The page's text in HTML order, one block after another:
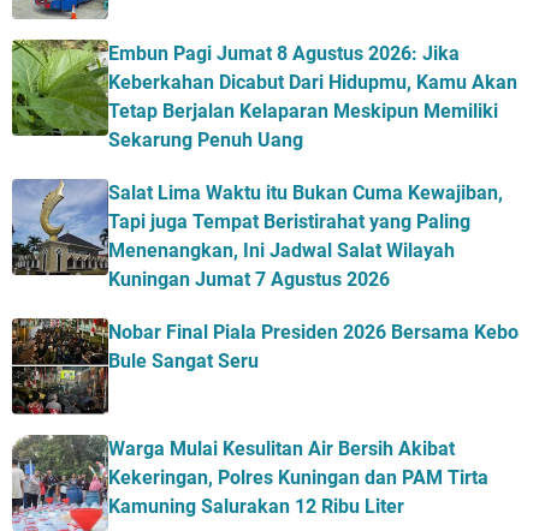
Embun Pagi Jumat 8 Agustus 2026: Jika
Keberkahan Dicabut Dari Hidupmu, Kamu Akan
Tetap Berjalan Kelaparan Meskipun Memiliki
Sekarung Penuh Uang
Salat Lima Waktu itu Bukan Cuma Kewajiban,
Tapi juga Tempat Beristirahat yang Paling
Menenangkan, Ini Jadwal Salat Wilayah
Kuningan Jumat 7 Agustus 2026
Nobar Final Piala Presiden 2026 Bersama Kebo
Bule Sangat Seru
Warga Mulai Kesulitan Air Bersih Akibat
Kekeringan, Polres Kuningan dan PAM Tirta
Kamuning Salurakan 12 Ribu Liter